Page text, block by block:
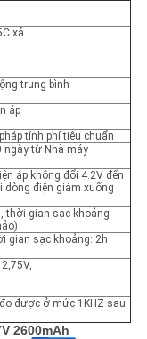
xả
trung bình
áp
tính phí tiêu chuẩn
ngày từ Nhà máy
áp không đổi 4.2V đến
dòng điện giảm xuống
thời gian sạc khoảng
gian sạc khoảng: 2h
được ở mức 1KHZ sau
2600mAh